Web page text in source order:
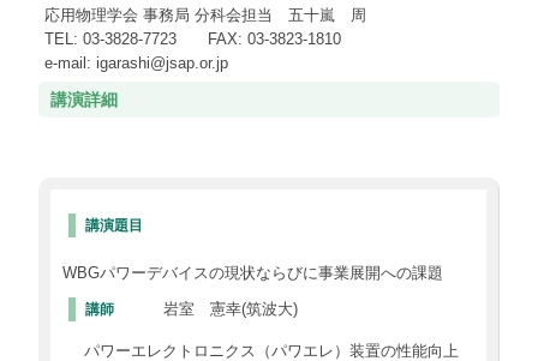
応用物理学会 事務局 分科会担当 五十嵐 周
TEL: 03-3828-7723 FAX: 03-3823-1810
e-mail: igarashi@jsap.or.jp
講演詳細
講演題目
WBGパワーデバイスの現状ならびに事業展開への課題
講師 岩室 憲幸(筑波大)
パワーエレクトロニクス（パワエレ）装置の性能向上